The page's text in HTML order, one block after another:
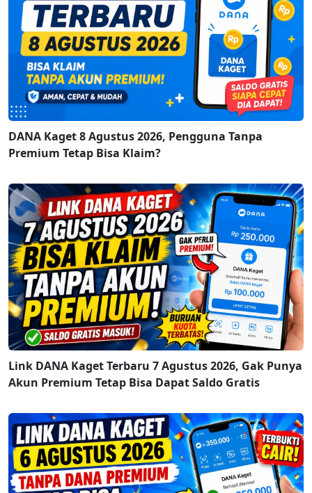
DANA Kaget 8 Agustus 2026, Pengguna Tanpa
Premium Tetap Bisa Klaim?
Link DANA Kaget Terbaru 7 Agustus 2026, Gak Punya
Akun Premium Tetap Bisa Dapat Saldo Gratis